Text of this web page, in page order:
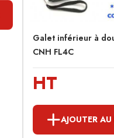
Galet inférieur à
CNH FL4C
HT
AJOUTER AU